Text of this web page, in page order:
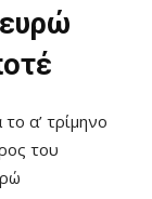
το α’ τρίμηνο
του